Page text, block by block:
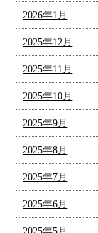
2026年1月
2025年12月
2025年11月
2025年10月
2025年9月
2025年8月
2025年7月
2025年6月